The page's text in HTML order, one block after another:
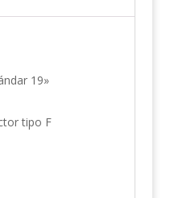
19»
tipo F